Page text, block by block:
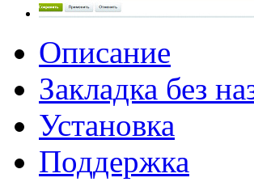
Описание
Закладка без
Установка
Поддержка